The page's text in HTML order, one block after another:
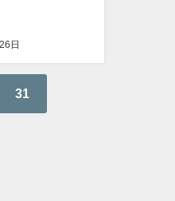
日
31